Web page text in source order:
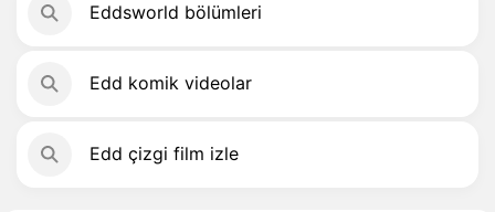
Eddsworld bölümleri
Edd komik videolar
Edd çizgi film izle